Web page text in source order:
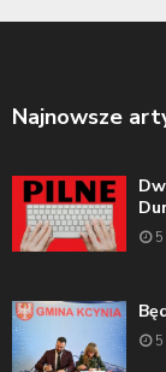
Najnowsze